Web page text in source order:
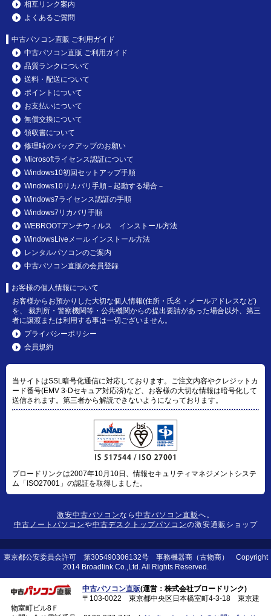
相互リンク案内
よくあるご質問
中古パソコン直販 ご利用ガイド
中古パソコン直販 ご利用ガイド
品質ランクについて
送料・配送について
ポイントについて
お支払いについて
無償交換について
領収書について
修理時のバックアップのお願い
Microsoftライセンス認証について
Windows10初回セットアップ手順
Windows10リカバリ手順－起動する場合－
Windows7ライセンス認証の手順
Windows7リカバリ手順
WEBROOTアンチウィルス インストール方法
WindowsLiveメール インストール方法
レンタルパソコンのご案内
中古パソコン直販の会員登録
お客様の個人情報について
お客様からお預かりした大切な個人情報(住所・氏名・メールアドレスなど)
を、 裁判所・警察機関等・公共機関からの提出要請があった場合以外、第三
者に譲渡または利用する事は一切ございません。
プライバシーポリシー
会員規約
当サイトはSSL暗号化通信に対応しております。ご注文内容やクレジットカ
ード番号(EMV 3-Dセキュア対応済)など、お客様の大切な情報は暗号化して
送信されます。第三者から解読できないようになっております。
ブロードリンクは2007年10月10日、情報セキュリティマネジメントシステ
ム「ISO27001」の認証を取得しました。
激安中古パソコンなら 中古パソコン直販 へ。
中古ノートパソコンや中古デスクトップパソコンの激安通販ショップ
東京都公安委員会許可 第305490306132号 事務機器商（古物商） Copyright
2014 Broadlink Co.,Ltd. All Rights Reserved.
中古パソコン直販(運営：株式会社ブロードリンク)
〒103-0022 東京都中央区日本橋室町4-3-18 東京建
物室町ビル8Ｆ